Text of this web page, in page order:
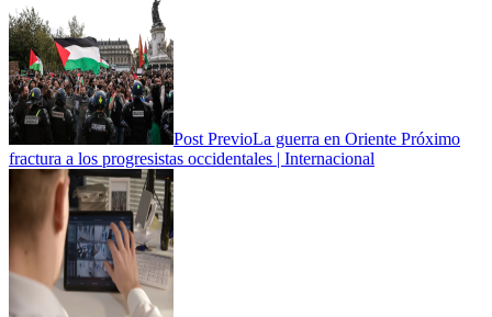
Post PrevioLa guerra en Oriente Próximo
fractura a los progresistas occidentales | Internacional